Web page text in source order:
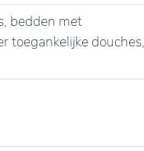
bedden met
toegankelijke douches,